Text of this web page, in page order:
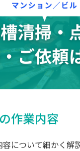
作業内容
について細かく解